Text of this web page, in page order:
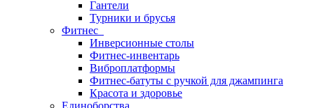
Гантели
Турники и брусья
Фитнес
Инверсионные столы
Фитнес-инвентарь
Виброплатформы
Фитнес-батуты с ручкой для джампинга
Красота и здоровье
Единоборства